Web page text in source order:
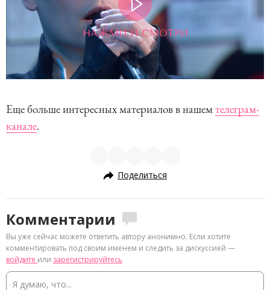
НАЖМИ И СМОТРИ
Еще больше интересных материалов в нашемтелеграм-
канале.
Поделиться
Комментарии
Вы уже сейчас можете ответить автору анонимно. Если хотите
комментировать под своим именем и следить за дискуссией —
войдите или зарегистрируйтесь